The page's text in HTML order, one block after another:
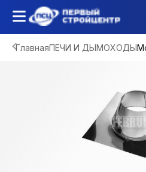
ГлавнаяПЕЧИ И ДЫМОХОДЫ